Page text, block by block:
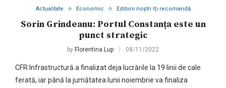
Actualitate Economic Editorii noștri îți recomandă
Sorin Grindeanu: Portul Constanța este un
punct strategic
by Florentina Lup 08/11/2022
CFR Infrastructură a finalizat deja lucrările la 19 linii de cale
ferată, iar până la jumătatea lunii noiembrie va finaliza